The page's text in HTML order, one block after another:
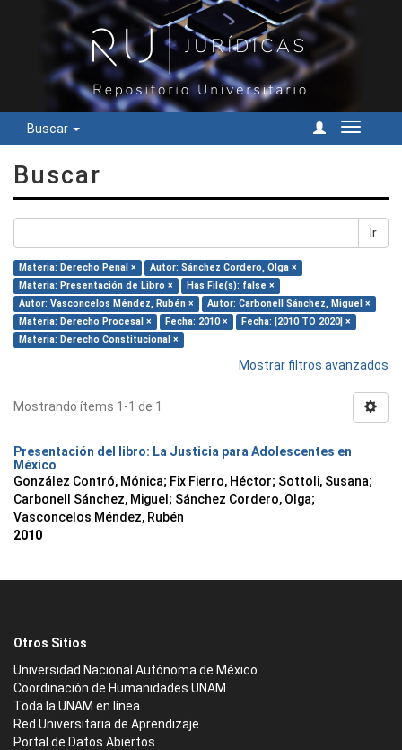
Buscar
Cambiar
Buscar
Ir
Materia: Derecho Penal ×
Autor: Sánchez Cordero, Olga ×
Materia: Presentación de Libro ×
Has File(s): false ×
Autor: Vasconcelos Méndez, Rubén ×
Autor: Carbonell Sánchez, Miguel ×
Materia: Derecho Procesal ×
Fecha: 2010 ×
Fecha: [2010 TO 2020] ×
Materia: Derecho Constitucional ×
Mostrar filtros avanzados
Mostrando ítems 1-1 de 1
Presentación del libro: La Justicia para Adolescentes en
México
González Contró, Mónica; Fix Fierro, Héctor; Sottoli, Susana;
Carbonell Sánchez, Miguel ; Sánchez Cordero, Olga;
Vasconcelos Méndez, Rubén
2010
Otros Sitios
Universidad Nacional Autónoma de México
Coordinación de Humanidades UNAM
Toda la UNAM en línea
Red Universitaria de Aprendizaje
Portal de Datos Abiertos